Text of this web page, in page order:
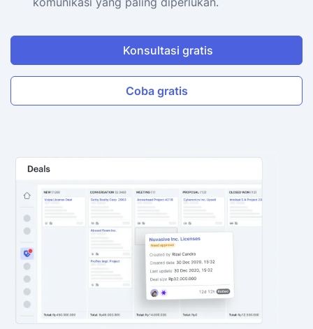
Konsultasi gratis
Coba gratis